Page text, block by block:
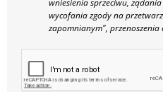
wniesienia sprzeciwu,
wycofania zgody na
zapomnianym", przenoszenia